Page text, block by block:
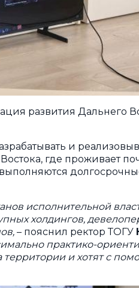
развития Дальнего
и
где проживает
исполнительной
холдингов,
– пояснил ректор ТОГУ
практико-
территории и хотят с